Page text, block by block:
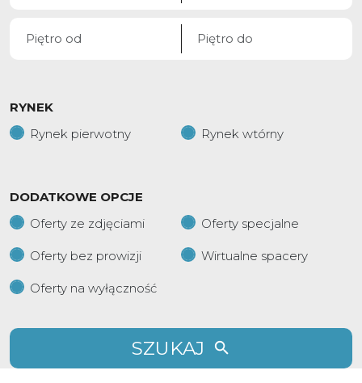
RYNEK
Rynek pierwotny
Rynek wtórny
DODATKOWE OPCJE
Oferty ze zdjęciami
Oferty specjalne
Oferty bez prowizji Wirtualne spacery
Oferty na wyłączność
SZUKAJ